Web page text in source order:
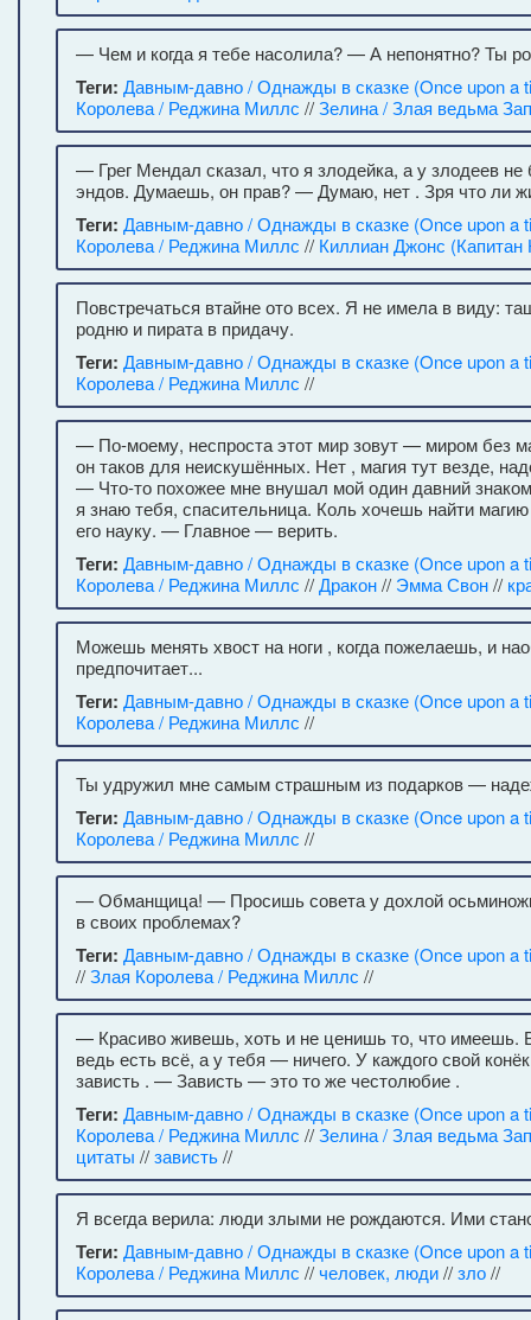
— Чем и когда я тебе насолила? — А непонятно? Ты
Теги: Давным-давно / Однажды в сказке (Once upon a
Королева / Реджина Миллс //Зелина / Злая ведьма
— Грег Мендал сказал, что я злодейка, а у злодеев не
эндов. Думаешь, он прав? — Думаю, нет . Зря что ли
Теги: Давным-давно / Однажды в сказке (Once upon a
Королева / Реджина Миллс // Киллиан Джонс (Капитан
Повстречаться втайне ото всех. Я не имела в виду:
родню и пирата в придачу.
Теги: Давным-давно / Однажды в сказке (Once upon a
Королева / Реджина Миллс //
— По-моему, неспроста этот мир зовут — миром без
он таков для неискушённых. Нет , магия тут везде,
— Что-то похожее мне внушал мой один давний
я знаю тебя, спасительница. Коль хочешь найти
его науку. — Главное — верить.
Теги: Давным-давно / Однажды в сказке (Once upon a
Королева / Реджина Миллс //Дракон// Эмма Свон//
Можешь менять хвост на ноги , когда пожелаешь, и
предпочитает...
Теги: Давным-давно / Однажды в сказке (Once upon a
Королева / Реджина Миллс //
Ты удружил мне самым страшным из подарков —
Теги: Давным-давно / Однажды в сказке (Once upon a
Королева / Реджина Миллс //
— Обманщица! — Просишь совета у дохлой
в своих проблемах?
Теги: Давным-давно / Однажды в сказке (Once upon a
//Злая Королева / Реджина Миллс //
— Красиво живешь, хоть и не ценишь то, что
ведь есть всё, а у тебя — ничего. У каждого свой
зависть . — Зависть — это то же честолюбие .
Теги: Давным-давно / Однажды в сказке (Once upon a
Королева / Реджина Миллс //Зелина / Злая ведьма
цитаты //зависть//
Я всегда верила: люди злыми не рождаются. Ими
Теги: Давным-давно / Однажды в сказке (Once upon a
Королева / Реджина Миллс //человек, люди//зло//